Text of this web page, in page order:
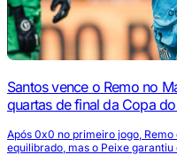
Santos vence o Remo no
quartas de final da Copa
Após 0x0 no primeiro jogo,
equilibrado, mas o Peixe